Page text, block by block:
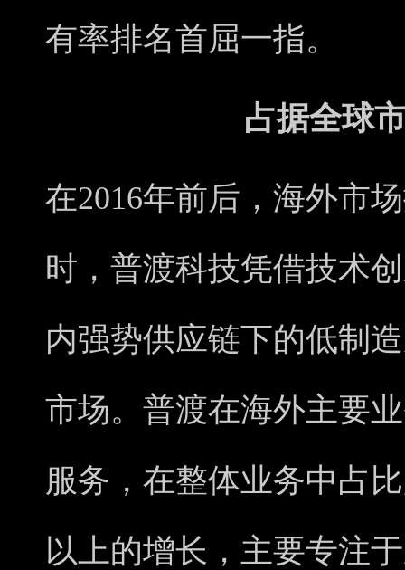
有率排名首屈一指。
占据全球
在2016年前后，海外市
时，普渡科技凭借技术
内强势供应链下的低制
市场。普渡在海外主要
服务，在整体业务中占
以上的增长，主要专注